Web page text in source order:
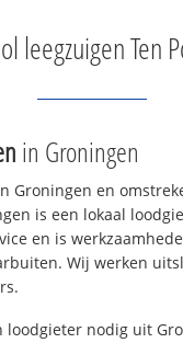
leegzuigen Ten
in Groningen
Groningen en
is een lokaal
en is
Wij werken
loodgieter nodig uit